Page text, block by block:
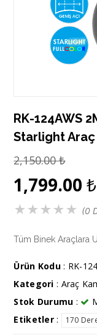
RK-124AWS
Starlight Araç
2,150.00₺
1,799.00₺
★ ★ ★ ★ ★ (0
Tüm Binek Araçlara
Ürün Kodu: RK-124
Kategori : Araç
Stok Durumu :
Etiketler:
170